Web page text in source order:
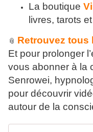
La boutique
livres, tarots
📎 Retrouvez tous
Et pour prolonger
vous abonner à la
Senrowei,
pour découvrir
autour de la